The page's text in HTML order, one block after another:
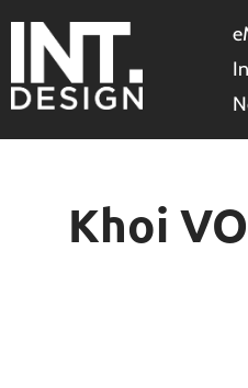
Khoi VO